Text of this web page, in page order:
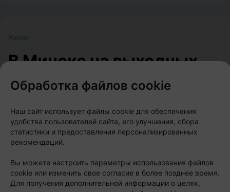
Журнал
В Минске на выходных
пройдет большой
фестиваль для
любителей животных
Автор:relax.by, 07.08.2026
8 и 9 августа на берегу Цнянского водохранилища,
в парке Lakeside Park («Северный берег»),
Обработка файлов cookie
Наш сайт использует файлы cookie для обеспечения
удобства пользователей сайта, его улучшения, сбора
статистики и предоставления персонализированных
рекомендаций.
Вы можете настроить параметры использования файлов
cookie или изменить свое согласие в более позднее время.
Для получения дополнительной информации о целях,